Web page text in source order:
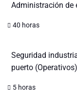
Administración de
40 horas
Seguridad
puerto (Operativos)
5 horas